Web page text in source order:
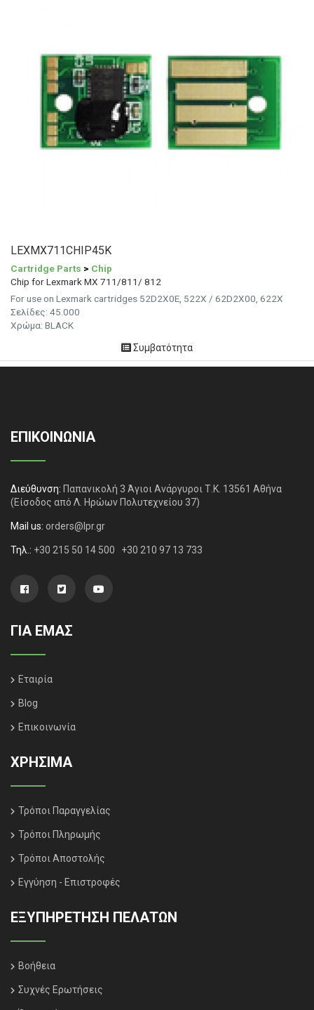
LEXMX711CHIP45K
Cartridge Parts > Chip
Chip for Lexmark MX 711/811/ 812
For use on Lexmark cartridges 52D2X0E, 522X / 62D2X00, 622X
Σελίδες: 45.000
Χρώμα: BLACK
Συμβατότητα
ΕΠΙΚΟΙΝΩΝΙΑ
Διεύθυνση: Παπανικολή 3 Άγιοι Ανάργυροι Τ.Κ. 13561 Αθήνα
(Είσοδος από Λ. Ηρώων Πολυτεχνείου 37)
Mail us: orders@lpr.gr
Τηλ.: +30 215 50 14 500 +30 210 97 13 733
ΓΙΑ ΕΜΑΣ
Εταιρία
Blog
Επικοινωνία
ΧΡΗΣΙΜΑ
Τρόποι Παραγγελίας
Τρόποι Πληρωμής
Τρόποι Αποστολής
Εγγύηση - Επιστροφές
ΕΞΥΠΗΡΈΤΗΣΗ ΠΕΛΑΤΏΝ
Βοήθεια
Συχνές Ερωτήσεις